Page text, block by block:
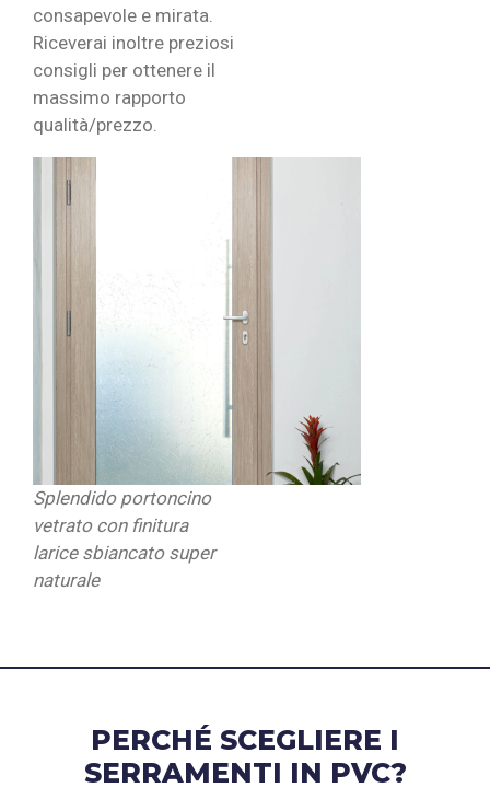
consapevole e mirata.
Riceverai inoltre preziosi
consigli per ottenere il
massimo rapporto
qualità/prezzo.
Splendido portoncino
vetrato con finitura
larice sbiancato super
naturale
PERCHÉ SCEGLIERE I
SERRAMENTI IN PVC?